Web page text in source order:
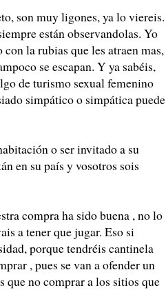
son muy ligones, ya lo viereis.
están observandolas. Yo
la rubias que les atraen mas,
se escapan. Y ya sabéis,
de turismo sexual femenino
simpático o simpática puede
o ser invitado a su
en su país y vosotros sois
compra ha sido buena , no lo
a tener que jugar. Eso si
porque tendréis cantinela
, pues se van a ofender un
que no comprar a los sitios que